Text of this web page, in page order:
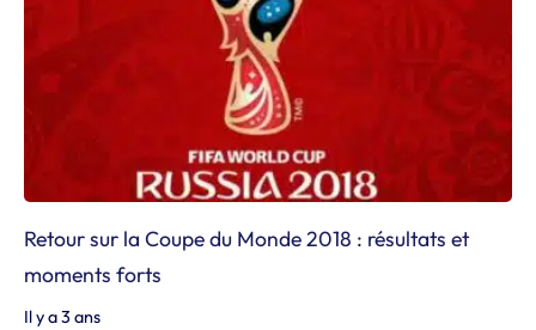
Retour sur la Coupe du Monde 2018 : résultats et
moments forts
Il y a 3 ans